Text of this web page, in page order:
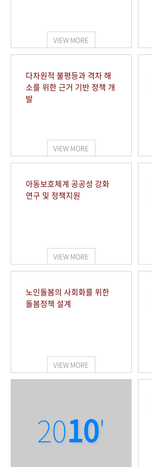
VIEW MORE
다차원적 불평등과 격차 해
소를 위한 근거 기반 정책 개
발
VIEW MORE
아동보호체계 공공성 강화
연구 및 정책지원
VIEW MORE
노인돌봄의 사회화를 위한
돌봄정책 설계
VIEW MORE
2010'